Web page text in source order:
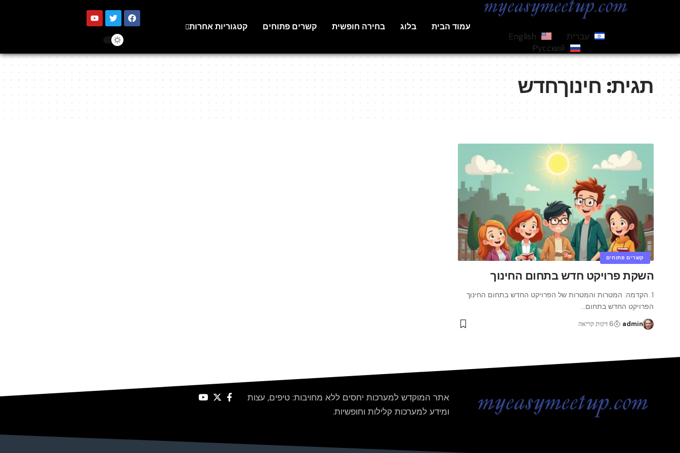
עברית
English
Русский
עמוד הבית בלוג בחירה חופשית קשרים פתוחים קטגוריות אחרות
תגית:חינוךחדש
קשרים פתוחים
השקת פרויקט חדש בתחום החינוך
1. הקדמה: המטרות והמטרות של הפרויקט החדש בתחום החינוך
הפרויקט החדש בתחום…
admin 6 דקות קריאה
אתר המוקדש למערכות יחסים ללא מחויבות: טיפים, עצות
ומידע למערכות קלילות וחופשיות.